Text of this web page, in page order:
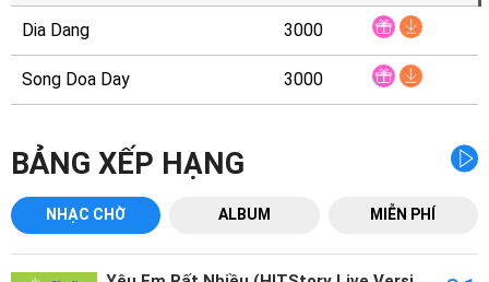
Funring
Doanh
Nghiệp
Dia Dang 3000
Song Doa Day 3000
BẢNG XẾP HẠNG
NHẠC CHỜ ALBUM MIỄN PHÍ